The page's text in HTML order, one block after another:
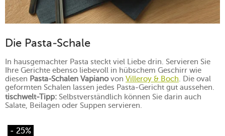
Die Pasta-Schale
In hausgemachter Pasta steckt viel Liebe drin. Servieren Sie
Ihre Gerichte ebenso liebevoll in hübschem Geschirr wie
diesen Pasta-Schalen Vapianovon Villeroy & Boch. Die oval
geformten Schalen lassen jedes Pasta-Gericht gut aussehen.
tischwelt-Tipp: Selbstverständlich können Sie darin auch
Salate, Beilagen oder Suppen servieren.
- 25%